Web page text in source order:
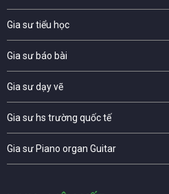
Gia sư tiểu học
Gia sư báo bài
Gia sư dạy vẽ
Gia sư hs trường quốc tế
Gia sư Piano organ Guitar